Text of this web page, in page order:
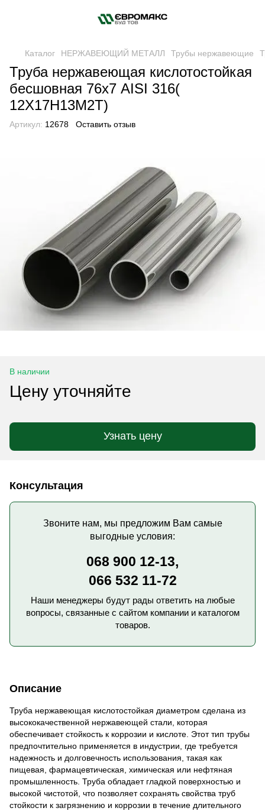
Каталог НЕРЖАВЕЮЩИЙ МЕТАЛЛ Трубы нержавеющие
Труба нержавеющая кислотостойкая
бесшовная 76х7 AISI 316(
12Х17Н13М2Т)
Артикул: 12678 Оставить отзыв
В наличии
Цену уточняйте
Узнать цену
Консультация
Звоните нам, мы предложим Вам самые
выгодные условия:
068 900 12-13,
066 532 11-72
Наши менеджеры будут рады ответить на любые
вопросы, связанные с сайтом компании и каталогом
товаров.
Описание
Труба нержавеющая кислотостойкая диаметром сделана из
высококачественной нержавеющей стали, которая
обеспечивает стойкость к коррозии и кислоте. Этот тип трубы
предпочтительно применяется в индустрии, где требуется
надежность и долговечность использования, такая как
пищевая, фармацевтическая, химическая или нефтяная
промышленность. Труба обладает гладкой поверхностью и
высокой чистотой, что позволяет сохранять свойства труб
стойкости к загрязнению и коррозии в течение длительного